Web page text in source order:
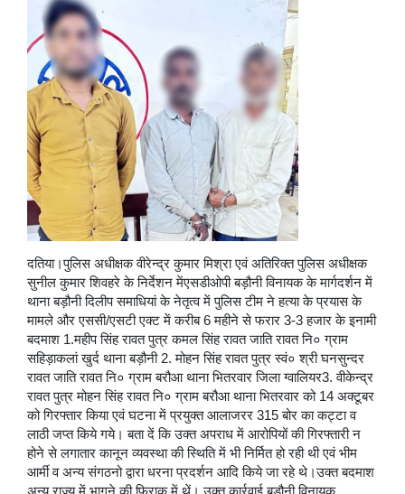
दतिया।पुलिस अधीक्षक वीरेन्द्र कुमार मिश्रा एवं अतिरिक्त पुलिस अधीक्षक
सुनील कुमार शिवहरे के निर्देशन मेंएसडीओपी बड़ौनी विनायक के मार्गदर्शन में
थाना बड़ौनी दिलीप समाधियां के नेतृत्व में पुलिस टीम ने हत्या के प्रयास के
मामले और एससी/एसटी एक्ट में करीब 6 महीने से फरार 3-3 हजार के इनामी
बदमाश 1.महीप सिंह रावत पुत्र कमल सिंह रावत जाति रावत नि० ग्राम
सहिड़ाकलां खुर्द थाना बड़ौनी 2. मोहन सिंह रावत पुत्र स्वं० श्री घनसुन्दर
रावत जाति रावत नि० ग्राम बरौआ थाना भितरवार जिला ग्वालियर3. वीकेन्द्र
रावत पुत्र मोहन सिंह रावत नि० ग्राम बरौआ थाना भितरवार को 14 अक्टूबर
को गिरफ्तार किया एवं घटना में प्रयुक्त आलाजरर 315 बोर का कट्टा व
लाठी जप्त किये गये। बता दें कि उक्त अपराध में आरोपियों की गिरफ्तारी न
होने से लगातार कानून व्यवस्था की स्थिति में भी निर्मित हो रही थी एवं भीम
आर्मी व अन्य संगठनो द्वारा धरना प्रदर्शन आदि किये जा रहे थे।उक्त बदमाश